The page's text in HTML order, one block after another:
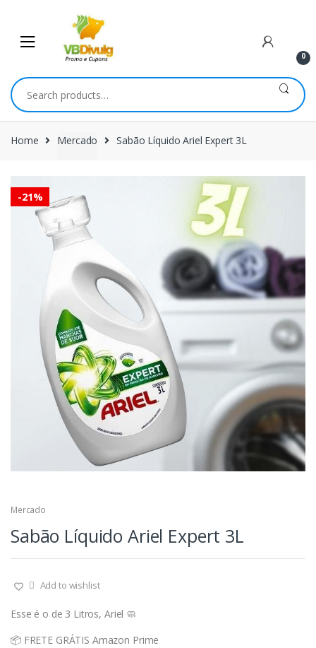
navigation
content
0
Search
for:
Home Mercado Sabão Líquido Ariel Expert 3L
-21%
Mercado
Sabão Líquido Ariel Expert 3L
Add to wishlist
Esse é o de 3 Litros, Ariel 🧼
📦 FRETE GRÁTIS Amazon Prime